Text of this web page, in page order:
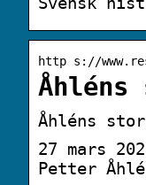
http s://
Åhléns
Åhléns
27 mars
Petter